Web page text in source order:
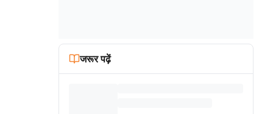
जरूर पढ़ें